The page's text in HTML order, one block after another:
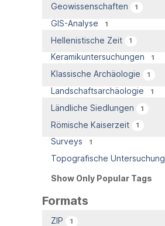
Geowissenschaften 1
GIS-Analyse 1
Hellenistische Zeit 1
Keramikuntersuchungen 1
Klassische Archäologie 1
Landschaftsarchäologie 1
Ländliche Siedlungen 1
Römische Kaiserzeit 1
Surveys 1
Topografische Untersuchung
Show Only Popular Tags
Formats
ZIP 1